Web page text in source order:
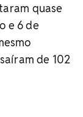
quase
e 6 de
de 102